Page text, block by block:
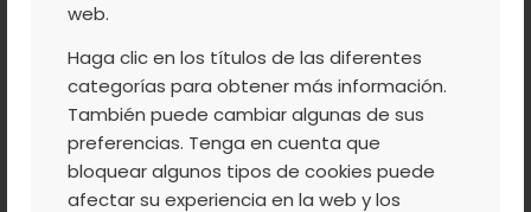
web.
Haga clic en los títulos de las diferentes
categorías para obtener más información.
También puede cambiar algunas de sus
preferencias. Tenga en cuenta que
bloquear algunos tipos de cookies puede
afectar su experiencia en la web y los
supermercados más importantes de
Inglaterra, y la tercera multinacional
minorista más importante del mundo.
Tiene tiendas en 12 países de Asia y Europa,